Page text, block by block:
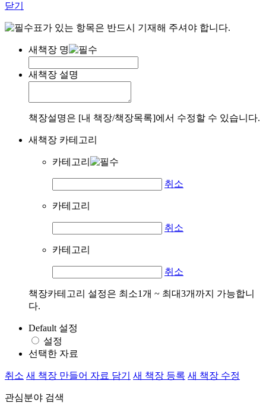
닫기
표가 있는 항목은 반드시 기재해 주셔야 합니다.
새책장 명
새책장 설명
책장설명은 [내 책장/책장목록]에서 수정할 수 있습니다.
새책장 카테고리
카테고리
취소
카테고리
취소
카테고리
취소
책장카테고리 설정은 최소1개 ~ 최대3개까지 가능합니
다.
Default 설정
설정
선택한 자료
취소 새 책장 만들어 자료 담기 새 책장 등록 새 책장 수정
관심분야 검색